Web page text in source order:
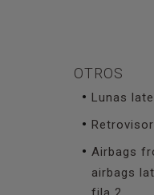
OTROS
Lunas
Airbags
airbags